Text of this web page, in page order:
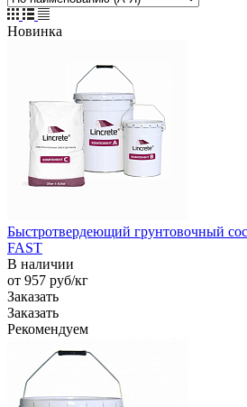
Новинка
Быстротвердеющий грунтовочный
FAST
В наличии
от 957 руб/кг
Заказать
Заказать
Рекомендуем